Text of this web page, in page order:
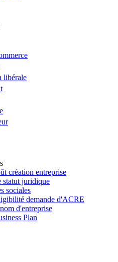
libérale
création entreprise
statut juridique
sociales
demande d'ACRE
d'entreprise
Plan